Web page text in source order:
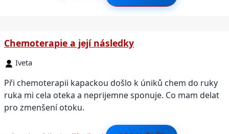
Chemoterapie a její následky
Iveta
Při chemoterapii kapackou došlo k úniků chem do ruky
ruka mi cela oteka a neprijemne sponuje. Co mam delat
pro zmenšení otoku.